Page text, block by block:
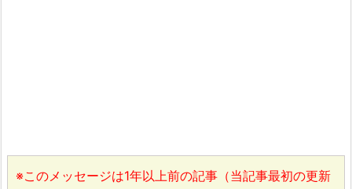
※このメッセージは1年以上前の記事（当記事最初の更新